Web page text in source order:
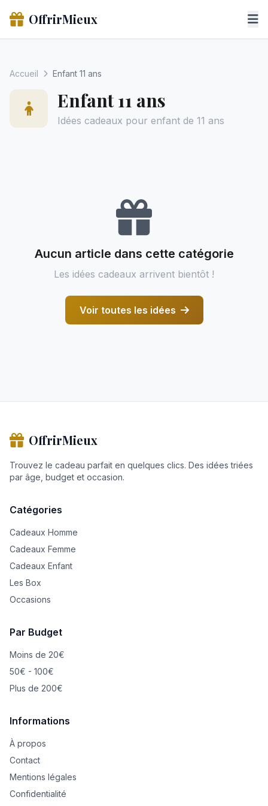
OffrirMieux
Accueil Enfant 11 ans
Enfant 11 ans
Idées cadeaux pour enfant de 11 ans
Aucun article dans cette catégorie
Les idées cadeaux arrivent bientôt !
Voir toutes les idées
OffrirMieux
Trouvez le cadeau parfait en quelques clics. Des idées triées
par âge, budget et occasion.
Catégories
Cadeaux Homme
Cadeaux Femme
Cadeaux Enfant
Les Box
Occasions
Par Budget
Moins de 20€
50€ - 100€
Plus de 200€
Informations
À propos
Contact
Mentions légales
Confidentialité